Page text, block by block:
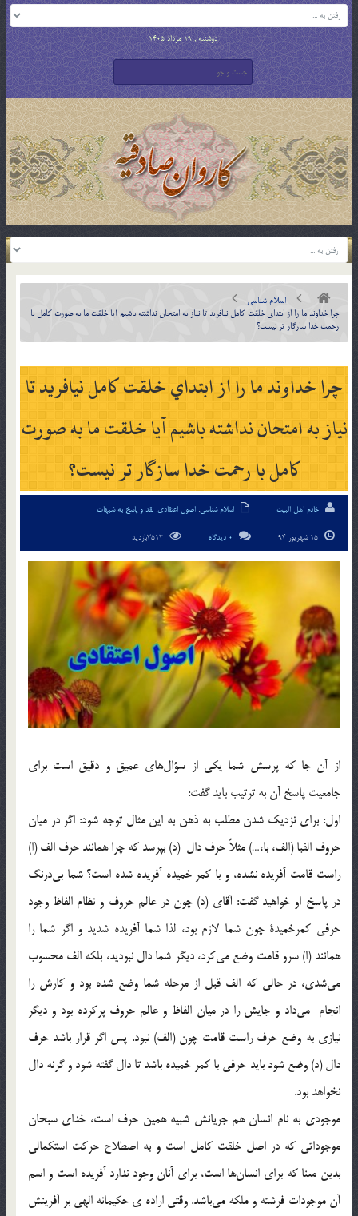
دوشنبه , 19 مرداد 1405
اسلام شناسی
چرا خداوند ما را از ابتداي خلقت کامل نيافريد تا نياز به امتحان نداشته باشيم آيا خلقت ما به صورت کامل با
رحمت خدا سازگار تر نيست؟
چرا خداوند ما را از ابتداي خلقت کامل نيافريد تا
نياز به امتحان نداشته باشيم آيا خلقت ما به صورت
کامل با رحمت خدا سازگار تر نيست؟
خادم اهل البیت اسلام شناسی, اصول اعتقادی, نقد و پاسخ به شبهات
0 دیدگاه
از آن جا كه پرسش شما يكي از سؤال‌هاي عميق و دقيق است براي
جامعيت پاسخ آن به ترتيب بايد گفت:
اول: براي نزديك شدن مطلب به ذهن به اين مثال توجه شود: اگر در ميان
حروف الفبا (الف، با،…) مثلاً حرف دال (د) بپرسد كه چرا همانند حرف الف (ا)
راست قامت آفريده نشده، و با كمر خميده آفريده شده است؟ شما بي‌درنگ
در پاسخ او خواهيد گفت: آقاي (د) چون در عالم حروف و نظام الفاظ وجود
حرفي كمرخميدة چون شما لازم بود، لذا شما آفريده شديد و اگر شما را
همانند (ا) سرو قامت وضع مي‌كرد، ديگر شما دال نبوديد، بلكه الف محسوب
مي‌شدي، در حالي كه الف قبل از مرحله شما وضع شده بود و كارش را
انجام مي‌داد و جايش را در ميان الفاظ و عالم حروف پركرده بود و ديگر
نيازي به وضع حرف راست قامت چون (الف) نبود. پس اگر قرار باشد حرف
دال (د) وضع شود بايد حرفي با كمر خميده باشد تا دال گفته شود و گرنه دال
نخواهد بود.
موجودي به نام انسان هم جريانش شبيه همين حرف است، خداي سبحان
موجوداتي كه در اصل خلقت كامل است و به اصطلاح حركت استكمالي
بدين معنا كه براي انسان‌ها است، براي آنان وجود ندارد‌ آفريده است و اسم
آن موجودات فرشته و ملكه مي‌باشد. وقتي اراده ي حكيمانه الهي بر آفرينش